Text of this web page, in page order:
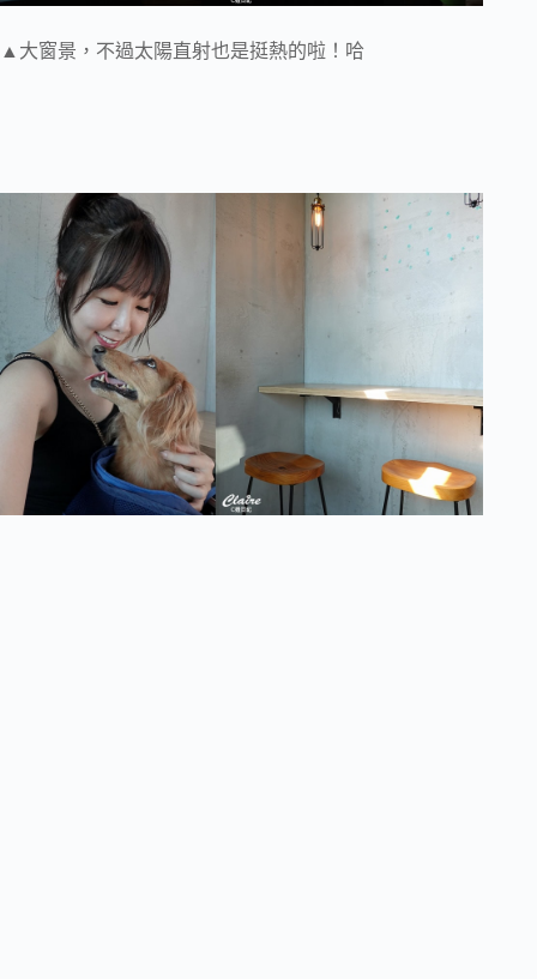
▲大窗景，不過太陽直射也是挺熱的啦！哈